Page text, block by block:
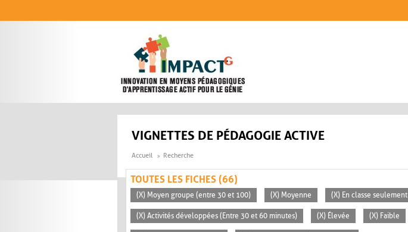
VIGNETTES DE PÉDAGOGIE ACTIVE
Accueil Recherche
TOUTES LES FICHES (66)
(X) Moyen groupe (entre 30 et 100) (X) Moyenne (X) En classe seulement
(X) Activités développées (Entre 30 et 60 minutes) (X) Élevée (X) Faible